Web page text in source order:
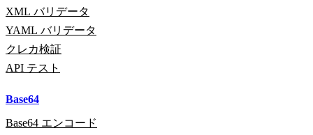
XML バリデータ
YAML バリデータ
クレカ検証
API テスト
Base64
Base64 エンコード